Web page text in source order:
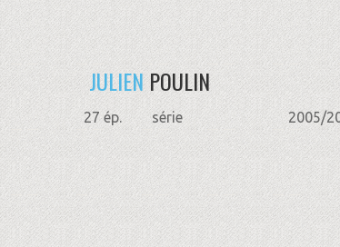
JULIENPOULIN
27 ép. série 2005/